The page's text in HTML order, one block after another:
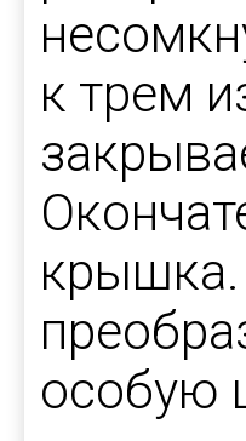
к трем
крышка.
особую